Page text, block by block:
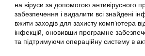
на віруси за допомогою антивірусного
забезпечення і видалити всі знайдені
вжити заходів для захисту комп’ютера
інфекцій, оновивши програмне
та підтримуючи операційну систему в